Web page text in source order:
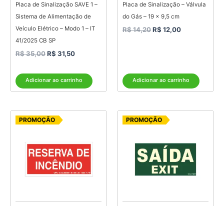
Placa de Sinalização SAVE 1 –
Sistema de Alimentação de
Veículo Elétrico – Modo 1 – IT
41/2025 CB SP
R$35,00R$ 31,50
Adicionar ao carrinho
Placa de Sinalização – Válvula
do Gás – 19 x 9,5 cm
R$14,20R$ 12,00
Adicionar ao carrinho
PROMOÇÃO
O
preço
R$ 14,20. R$ 12,00.
PROMOÇÃO
através
R$ 30,55
Este
várias
variantes.
podem